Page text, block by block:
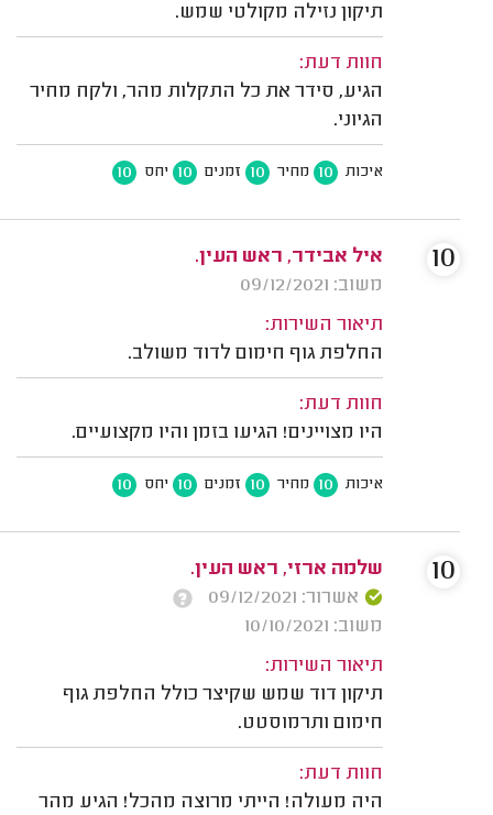
תיקון נזילה מקולטי שמש.
חוות דעת:
הגיע, סידר את כל התקלות מהר, ולקח מחיר
הגיוני.
איכות 10 מחיר 10 זמנים 10 יחס 10
איל אבידר, ראש העין.
משוב: 09/12/2021
תיאור השירות:
החלפת גוף חימום לדוד משולב.
חוות דעת:
היו מצויינים! הגיעו בזמן והיו מקצועיים.
איכות 10 מחיר 10 זמנים 10 יחס 10
10
שלמה ארזי, ראש העין.
אשרור: 09/12/2021
משוב: 10/10/2021
תיאור השירות:
תיקון דוד שמש שקיצר כולל החלפת גוף
חימום ותרמוסטט.
חוות דעת:
היה מעולה! הייתי מרוצה מהכל! הגיע מהר
10